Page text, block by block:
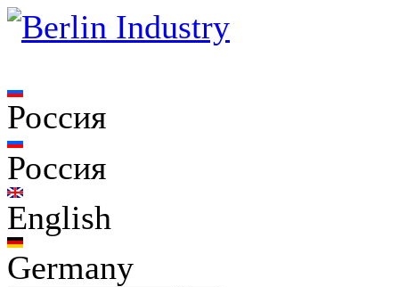
Россия
Россия
English
Germany